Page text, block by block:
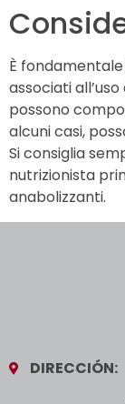
È
associati
possono
alcuni casi,
Si consiglia
nutrizionista
anabolizzanti.
DIRECCIÓN: